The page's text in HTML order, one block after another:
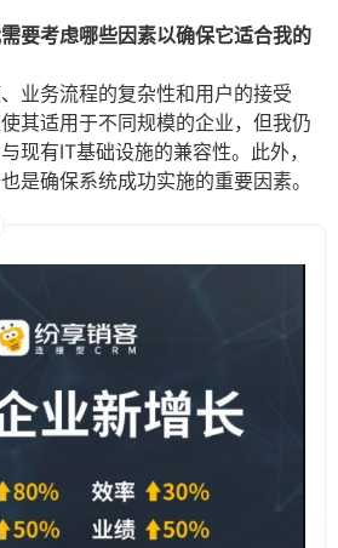
要考虑哪些因素以确保它适合我的
业务流程的复杂性和用户的接受
其适用于不同规模的企业，但我仍
现有IT基础设施的兼容性。此外，
是确保系统成功实施的重要因素。